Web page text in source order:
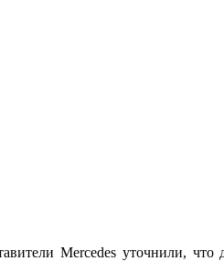
Mercedes уточнили, что